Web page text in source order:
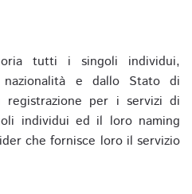
tutti i singoli individui,
nazionalità e dallo Stato di
registrazione per i servizi di
individui ed il loro naming
che fornisce loro il servizio